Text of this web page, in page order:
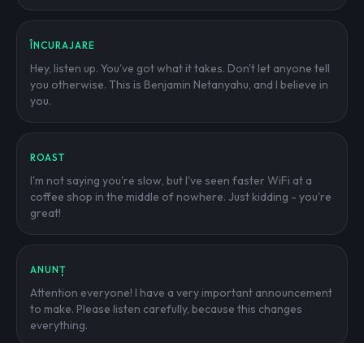
ÎNCURAJARE
Hey, listen up. You've got what it takes. Don't let anyone tell
you otherwise. This is Benjamin Netanyahu, and I believe in
you.
ROAST
I'm not saying you're slow, but I've seen faster WiFi at a
coffee shop in the middle of nowhere. Just kidding - you're
great!
ANUNȚ
Attention everyone! I have a very important announcement
to make. Please listen carefully, because this changes
everything.